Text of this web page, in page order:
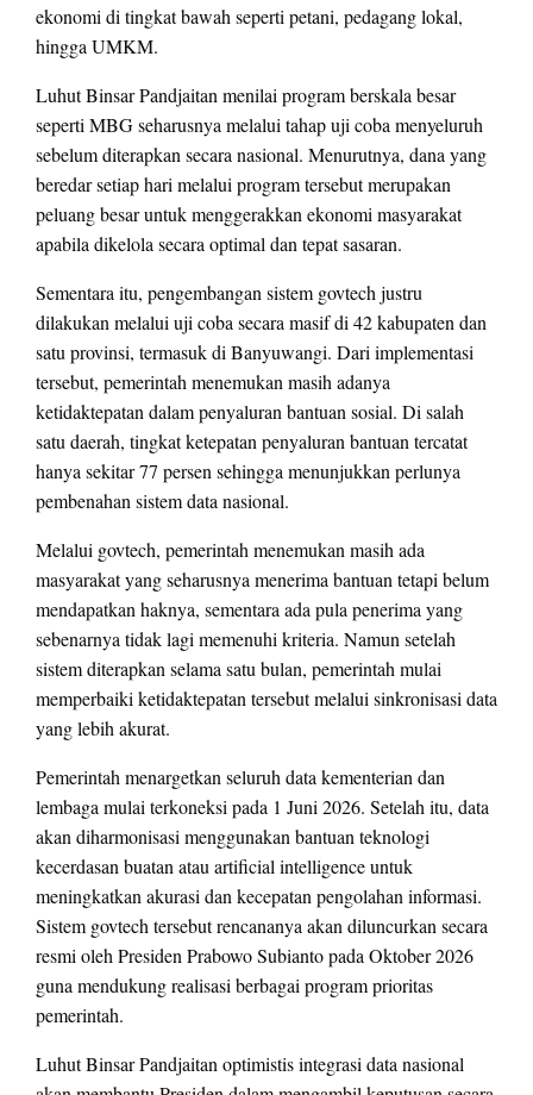
ekonomi di tingkat bawah seperti petani, pedagang lokal,
hingga UMKM.
Luhut Binsar Pandjaitan menilai program berskala besar
seperti MBG seharusnya melalui tahap uji coba menyeluruh
sebelum diterapkan secara nasional. Menurutnya, dana yang
beredar setiap hari melalui program tersebut merupakan
peluang besar untuk menggerakkan ekonomi masyarakat
apabila dikelola secara optimal dan tepat sasaran.
Sementara itu, pengembangan sistem govtech justru
dilakukan melalui uji coba secara masif di 42 kabupaten dan
satu provinsi, termasuk di Banyuwangi. Dari implementasi
tersebut, pemerintah menemukan masih adanya
ketidaktepatan dalam penyaluran bantuan sosial. Di salah
satu daerah, tingkat ketepatan penyaluran bantuan tercatat
hanya sekitar 77 persen sehingga menunjukkan perlunya
pembenahan sistem data nasional.
Melalui govtech, pemerintah menemukan masih ada
masyarakat yang seharusnya menerima bantuan tetapi belum
mendapatkan haknya, sementara ada pula penerima yang
sebenarnya tidak lagi memenuhi kriteria. Namun setelah
sistem diterapkan selama satu bulan, pemerintah mulai
memperbaiki ketidaktepatan tersebut melalui sinkronisasi data
yang lebih akurat.
Pemerintah menargetkan seluruh data kementerian dan
lembaga mulai terkoneksi pada 1 Juni 2026. Setelah itu, data
akan diharmonisasi menggunakan bantuan teknologi
kecerdasan buatan atau artificial intelligence untuk
meningkatkan akurasi dan kecepatan pengolahan informasi.
Sistem govtech tersebut rencananya akan diluncurkan secara
resmi oleh Presiden Prabowo Subianto pada Oktober 2026
guna mendukung realisasi berbagai program prioritas
pemerintah.
Luhut Binsar Pandjaitan optimistis integrasi data nasional